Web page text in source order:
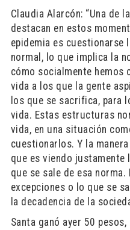
Claudia Alarcón: “Una de
destacan en estos
epidemia es cuestionarse
normal, lo que implica la
cómo socialmente
vida a los que la gente
los que se sacrifica, para
vida. Estas estructuras
vida, en una situación
cuestionarlos. Y la
que es viendo justamente
que se sale de esa
excepciones o lo que se
la decadencia de la
Santa ganó ayer 50